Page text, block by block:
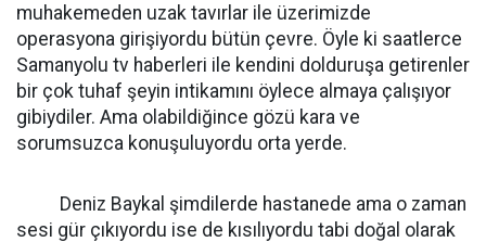
muhakemeden uzak tavırlar ile üzerimizde
operasyona girişiyordu bütün çevre. Öyle ki saatlerce
Samanyolu tv haberleri ile kendini dolduruşa getirenler
bir çok tuhaf şeyin intikamını öylece almaya çalışıyor
gibiydiler. Ama olabildiğince gözü kara ve
sorumsuzca konuşuluyordu orta yerde.
Deniz Baykal şimdilerde hastanede ama o zaman
sesi gür çıkıyordu ise de kısılıyordu tabi doğal olarak